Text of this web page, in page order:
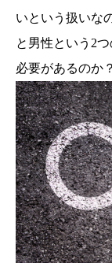
いという扱いな
と男性という2
必要があるのか